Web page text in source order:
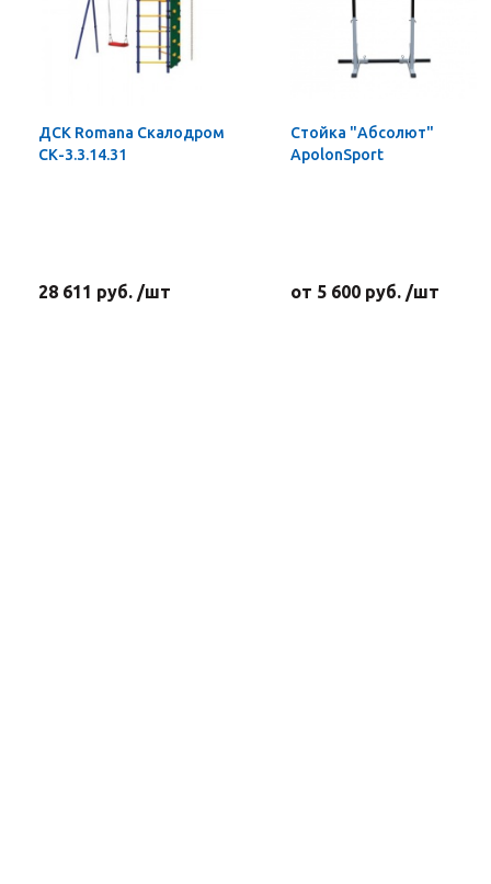
ДСК Romana Скалодром
СК-3.3.14.31
28 611 руб. /шт
Стойка "Абсолют"
ApolonSport
от 5 600 руб. /шт